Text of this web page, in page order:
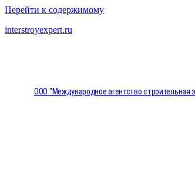
Перейти к содержимому
interstroyexpert.ru
ООО "Международное агентство строительная